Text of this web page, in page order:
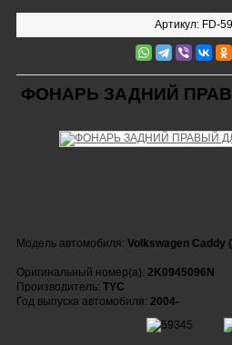
Артикул: FD-
ФОНАРЬ ЗАДНИЙ
Модель автомобиля: Volkswagen Caddy
Оригинальный номер(а): 2K0945096N
Производитель: TYC
Год выпуска автомобиля: 2004-